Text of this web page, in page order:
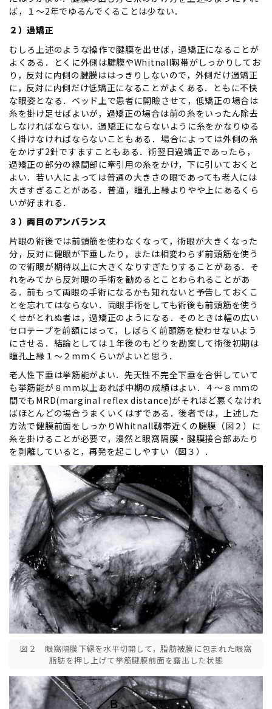
ば，１～2年でゆるんでくることは少ない．
２）過矯正
むしろ上述のような操作で腱膜を出せば，過矯正になることが
よくある．とくに外側は腱膜やWhitnall靱帯がしっかりしてお
り，反対に内側の腱膜ははっきりしないので，外側だけ過矯正
に，反対に内側だけ低矯正になることがよくある．ともに不快
な眼姿となる．ベッド上で患者に開瞼させて，低矯正の場合は
糸を掛け足せばよいが，過矯正の場合は前の糸をいったん除去
しなければならない．過矯正にならないように糸をかなりゆる
く掛けなければならないこともある．場合によっては外側の糸
をかけず2針ですますこともある．術翌日過矯正であったら，
過矯正の部分の縁間部に牽引用の糸をかけ，下に引いておくと
よい．若い人によっては普通の大きさの眼であっても老人には
大きすぎることがある．普通，瞳孔上縁よりやや上にあるくら
いが好まれる．
３）両目のアンバランス
片眼の術後では前頭筋を使わなくなって，術眼が大きくなった
分，反対に健眼が下垂したり，または相変わらず前頭筋を使う
ので術眼が期待以上に大きくなりすぎたりすることがある．そ
れをみてから反対眼の手術を勧めるとことわられることがあ
る．前もって両眼の手術になるかも知れないと予告しておくこ
とを忘れてはならない．両眼手術をしても術後も前頭筋を使う
くせがとれぬ者は，過矯正のようになる．そのときは幅の広い
セロテープを前額にはって，しばらく前頭筋を使わせないよう
にさせる．結論としては１年後のもどりを勘案して術後初期は
瞳孔上縁１～２mmくらいがよいと思う．
老人性下垂は挙筋能がよい．先天性不完全下垂を合併していて
も挙筋能が８mm以上あれば中期の成績はよい．４～８mmの
間でもMRD(marginal reflex distance)がそれほど悪くなけれ
ばほとんどの場合うまくいくはずである．後者では，上述した
方法で健膜前面をしっかりWhitnall靱帯近くの腱膜（図２）に
糸を掛けることが必要で，漫然と眼窩隔膜・腱膜接合部あたり
を剥離していると，再発を起こしやすい（図３）．
図２ 眼窩隔膜下縁を水平切開して，脂肪被膜に包まれた眼窩
脂肪を押し上げて挙筋腱膜前面を露出した状態